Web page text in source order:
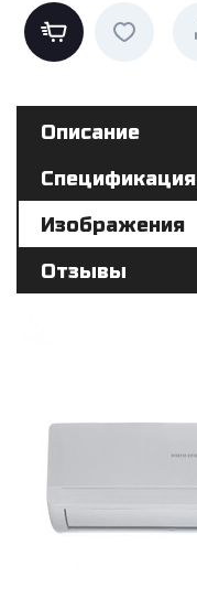
Описание
Спецификация
Изображения
Отзывы